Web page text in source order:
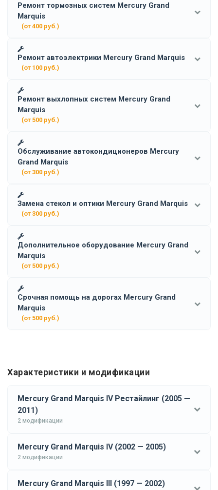
Ремонт тормозных систем Mercury Grand
Marquis
(от 400 руб.)
Ремонт автоэлектрики Mercury Grand Marquis
(от 100 руб.)
Ремонт выхлопных систем Mercury Grand
Marquis
(от 500 руб.)
Обслуживание автокондиционеров Mercury
Grand Marquis
(от 300 руб.)
Замена стекол и оптики Mercury Grand Marquis
(от 300 руб.)
Дополнительное оборудование Mercury Grand
Marquis
(от 500 руб.)
Срочная помощь на дорогах Mercury Grand
Marquis
(от 500 руб.)
Характеристики и модификации
Mercury Grand Marquis IV Рестайлинг (2005 —
2011)
2 модификации
Mercury Grand Marquis IV (2002 — 2005)
2 модификации
Mercury Grand Marquis III (1997 — 2002)